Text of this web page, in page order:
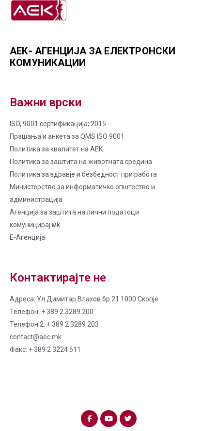
АЕК- АГЕНЦИЈА ЗА ЕЛЕКТРОНСКИ
КОМУНИКАЦИИ
Важни врски
ISO, 9001 сертификација; 2015
Прашања и анкета за QMS ISO 9001
Политика за квалитет на AЕК
Политика за заштита на животната средина
Политика за здравје и безбедност при работа
Министерство за информатичко општество и
администрација
Агенција за заштита на лични податоци
комуницирај.мk
Е-Агенција
Контактирајте не
Адреса: Ул.Димитар Влахов бр.21 1000 Скопје
Телефон: + 389 2 3289 200
Телефон 2: + 389 2 3289 203
contact@aec.mk
Факс: + 389 2 3224 611